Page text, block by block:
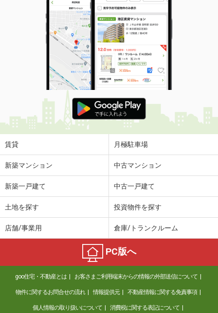
賃貸 月極駐車場
新築マンション 中古マンション
新築一戸建て 中古一戸建て
土地を探す 投資物件を探す
店舗/事業用 倉庫/トランクルーム
PC版へ
goo住宅・不動産とは お客さまご利用端末からの情報の外部送信について
物件に関するお問合せの流れ 情報提供元 不動産情報に関する免責事項
個人情報の取り扱いについて 消費税に関する表記について